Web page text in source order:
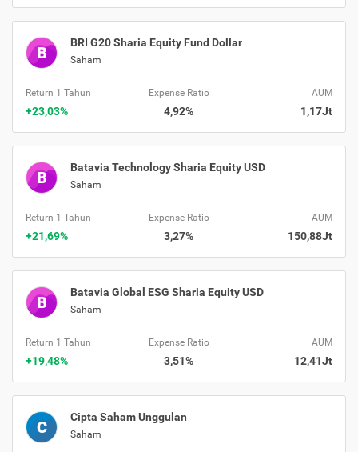
B
BRI G20 Sharia Equity Fund Dollar
Saham
Return 1 Tahun
+23,03%
Expense Ratio
4,92%
AUM
1,17Jt
B
Batavia Technology Sharia Equity USD
Saham
Return 1 Tahun
+21,69%
Expense Ratio
3,27%
AUM
150,88Jt
B
Batavia Global ESG Sharia Equity USD
Saham
Return 1 Tahun
+19,48%
Expense Ratio
3,51%
AUM
12,41Jt
C
Cipta Saham Unggulan
Saham